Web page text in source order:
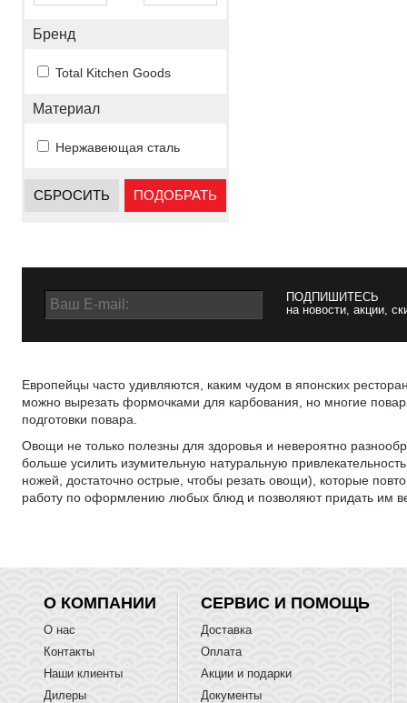
Бренд
Total Kitchen Goods
Материал
Нержавеющая сталь
СБРОСИТЬ ПОДОБРАТЬ
ПОДПИШИТЕСЬ
на новости, акции,
Европейцы часто удивляются, каким чудом в японских
можно вырезать формочками для карбования, но многие
подготовки повара.
Овощи не только полезны для здоровья и невероятно
больше усилить изумительную натуральную
ножей, достаточно острые, чтобы резать овощи), которые
работу по оформлению любых блюд и позволяют придать им
О КОМПАНИИ
О нас
Контакты
Наши клиенты
Дилеры
СЕРВИС И ПОМОЩЬ
Доставка
Оплата
Акции и подарки
Документы